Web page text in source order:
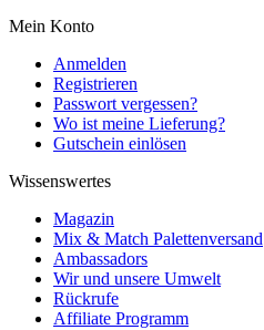
Mein Konto
Anmelden
Registrieren
Passwort vergessen?
Wo ist meine Lieferung?
Gutschein einlösen
Wissenswertes
Magazin
Mix & Match Palettenversand
Ambassadors
Wir und unsere Umwelt
Rückrufe
Affiliate Programm